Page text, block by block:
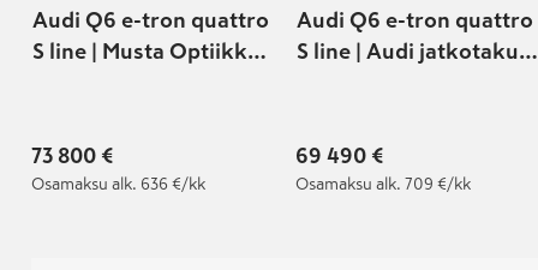
Audi Q6 e-tron quattro
S line | Musta Optiikka
Integroitu
kojelautakamera |
73 800 €
Osamaksu alk. 636 €/kk
Audi Q6 e-tron quattro
S line | Audi jatkotakuu
36kk / 60 000km |
69 490 €
Osamaksu alk. 709 €/kk